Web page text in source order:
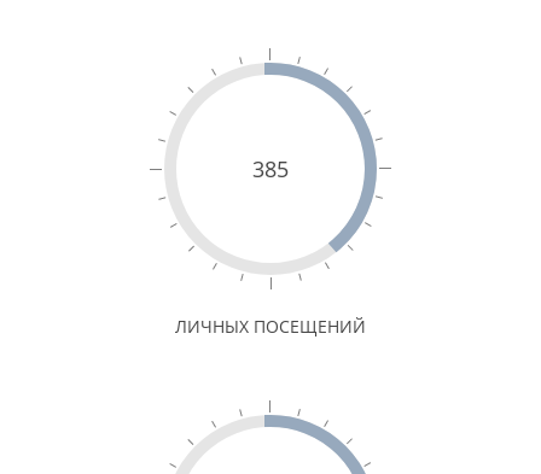
385
ЛИЧНЫХ ПОСЕЩЕНИЙ